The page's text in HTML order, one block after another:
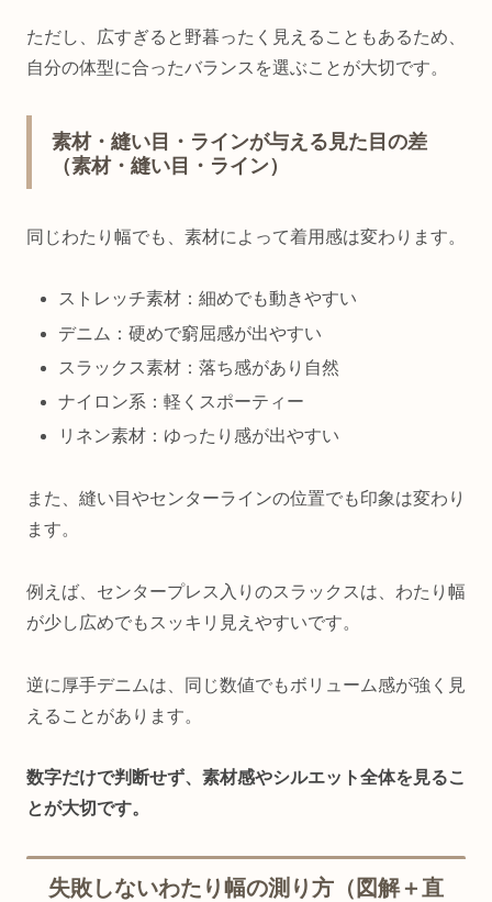
ただし、広すぎると野暮ったく見えることもあるため、
自分の体型に合ったバランスを選ぶことが大切です。
素材・縫い目・ラインが与える見た目の差
（素材・縫い目・ライン）
同じわたり幅でも、素材によって着用感は変わります。
ストレッチ素材：細めでも動きやすい
デニム：硬めで窮屈感が出やすい
スラックス素材：落ち感があり自然
ナイロン系：軽くスポーティー
リネン素材：ゆったり感が出やすい
また、縫い目やセンターラインの位置でも印象は変わり
ます。
例えば、センタープレス入りのスラックスは、わたり幅
が少し広めでもスッキリ見えやすいです。
逆に厚手デニムは、同じ数値でもボリューム感が強く見
えることがあります。
数字だけで判断せず、素材感やシルエット全体を見るこ
とが大切です。
失敗しないわたり幅の測り方（図解＋直